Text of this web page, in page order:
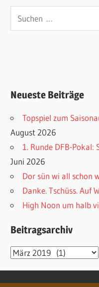
Neueste Beiträge
Topspiel zum
August 2026
1. Runde DFB-Pokal:
Juni 2026
Dor sün wi all schon
Danke. Tschüss. Auf
High Noon um halb
Beitragsarchiv
Beitragsarchiv